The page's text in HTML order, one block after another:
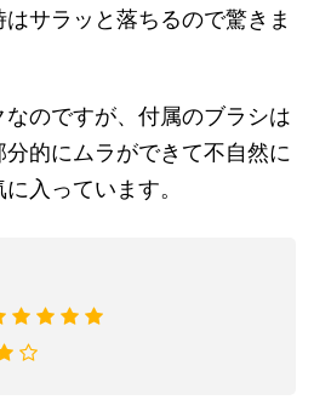
サラッと落ちるので驚きま
のですが、付属のブラシは
的にムラができて不自然に
入っています。